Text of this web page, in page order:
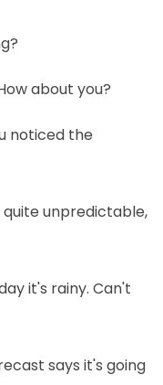
about you?
noticed the
quite unpredictable,
it's rainy. Can't
says it's going